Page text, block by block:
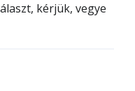
kérjük, vegye